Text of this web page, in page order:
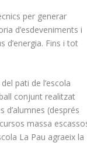
per generar
d’esdeveniments i
d’energia. Fins i tot
pati de l’escola
conjunt realitzat
d’alumnes (després
massa
La Pau agraeix la